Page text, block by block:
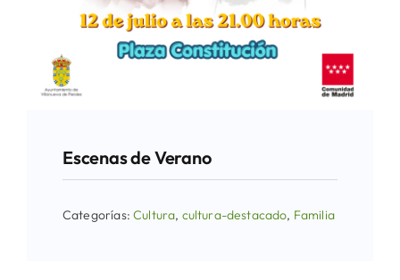
Escenas de Verano
Categorías:Cultura, cultura-destacado, Familia